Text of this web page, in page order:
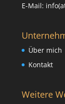
E-Mail:
Über mich
Kontakt
Weitere